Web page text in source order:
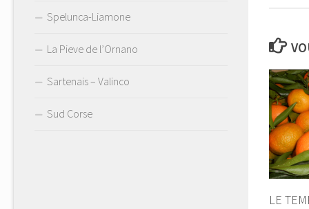
LE
Spelunca-Liamone
La Pieve de l’Ornano
Sartenais – Valinco
Sud Corse